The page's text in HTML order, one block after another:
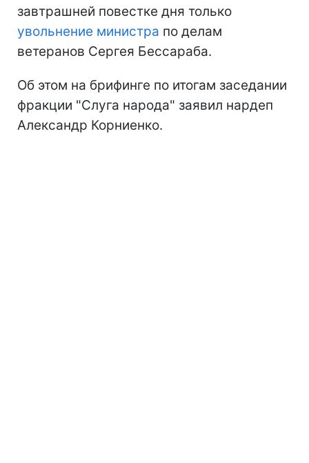
завтрашней повестке дня только
увольнение министра по делам
ветеранов Сергея Бессараба.
Об этом на брифинге по итогам заседании
фракции "Слуга народа" заявил нардеп
Александр Корниенко.